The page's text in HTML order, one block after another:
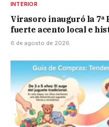
INTERIOR
Virasoro inauguró la 7ª
fuerte acento local e
6 de agosto de 2026